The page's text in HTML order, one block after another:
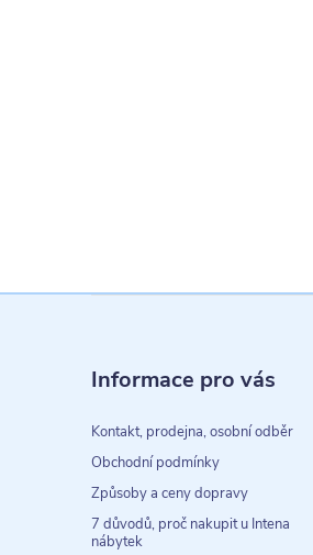
Informace pro vás
Kontakt, prodejna, osobní odběr
Obchodní podmínky
Způsoby a ceny dopravy
7 důvodů, proč nakupit u Intena
nábytek